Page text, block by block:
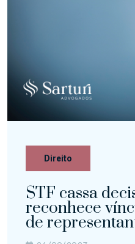
Direito
STF cassa
reconhece
de